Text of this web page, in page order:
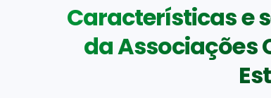
Características e
da Associações